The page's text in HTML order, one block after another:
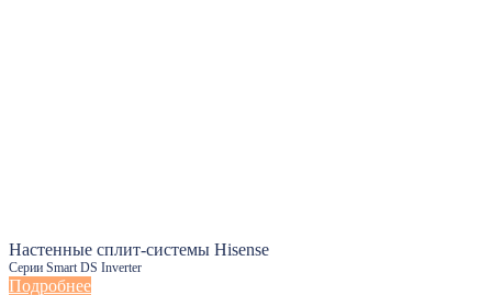
Настенные сплит-системы Hisense
Серии Smart DS Inverter
Подробнее